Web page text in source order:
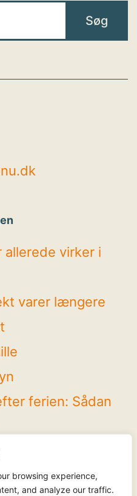
browsing experience,
and analyze our traffic.
allerede virker i
varer længere
ferien: Sådan
på Arbejdsglæde